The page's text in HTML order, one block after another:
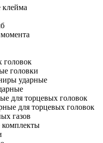
головок
головки
ударные
для торцевых головок
для торцевых головок
газов